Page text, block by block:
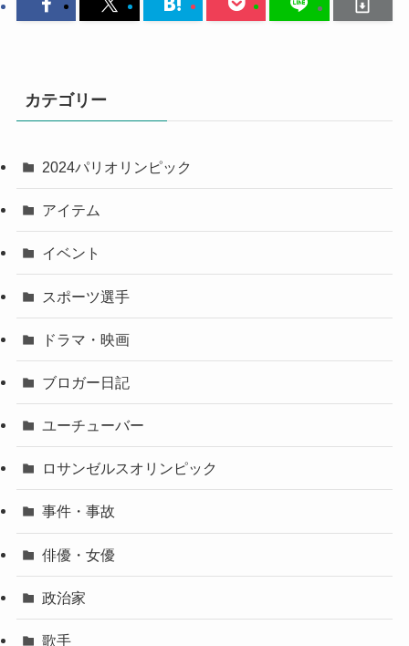
カテゴリー
2024パリオリンピック
アイテム
イベント
スポーツ選手
ドラマ・映画
ブロガー日記
ユーチューバー
ロサンゼルスオリンピック
事件・事故
俳優・女優
政治家
歌手